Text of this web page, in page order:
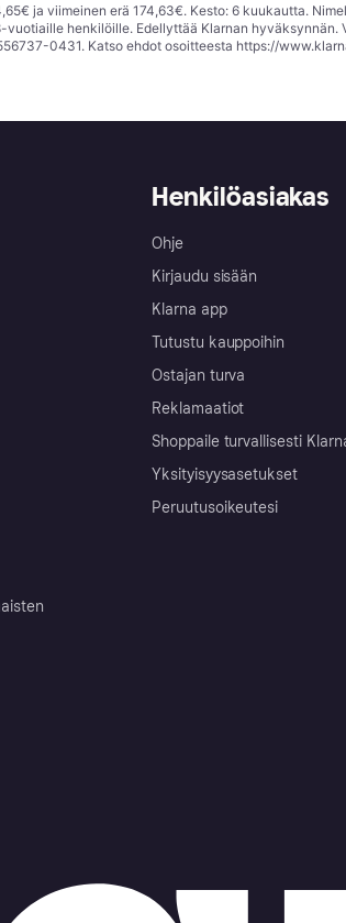
ja viimeinen erä 174,63€. Kesto: 6 kuukautta.
henkilöille. Edellyttää Klarnan
0431. Katso ehdot osoitteesta https://
Henkilöasiakas
Ohje
Kirjaudu sisään
Klarna app
Tutustu kauppoihin
Ostajan turva
Reklamaatiot
Shoppaile turvallisesti
Yksityisyysasetukset
Peruutusoikeutesi